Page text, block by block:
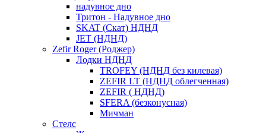
надувное дно
Тритон - Надувное дно
SKAT (Скат) НДНД
JET (НДНД)
Zefir Roger (Роджер)
Лодки НДНД
TROFEY (НДНД без килевая)
ZEFIR LT (НДНД облегченная)
ZEFIR ( НДНД)
SFERA (безконусная)
Мичман
Стелс